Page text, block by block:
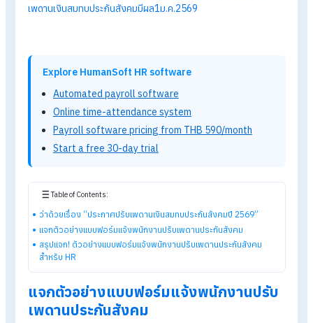
เพื่อให้พนักงานทุกคนเข้าใจตรงกัน และลดความสับสนเกี่ยวกับย
หักเงินเดือนในปี 2569ทางบริษัทจึงจำเป็นต้องแจ้งรายละเอียดให้
ทราบอย่างชัดเจน โดย HumanSoftได้จัดเตรียมแบบฟอร์มแจ้ง
พนักงานเรื่องการปรับเพดานประกันสังคม
Tips! อ่านบทความเพิ่มเติมได้ที่>>ราชกิจจาฯประกาศแล้วปรับ
เพดานเงินสมทบประกันสังคมมีผล1ม.ค.2569
Explore HumanSoft HR software